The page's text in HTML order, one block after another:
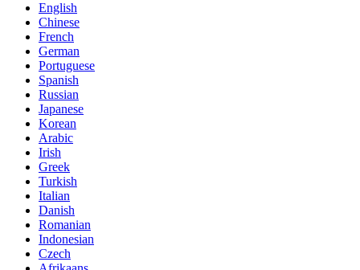
English
Chinese
French
German
Portuguese
Spanish
Russian
Japanese
Korean
Arabic
Irish
Greek
Turkish
Italian
Danish
Romanian
Indonesian
Czech